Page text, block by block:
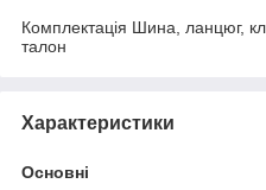
Комплектація Шина, ланцюг,
талон
Характеристики
Основні